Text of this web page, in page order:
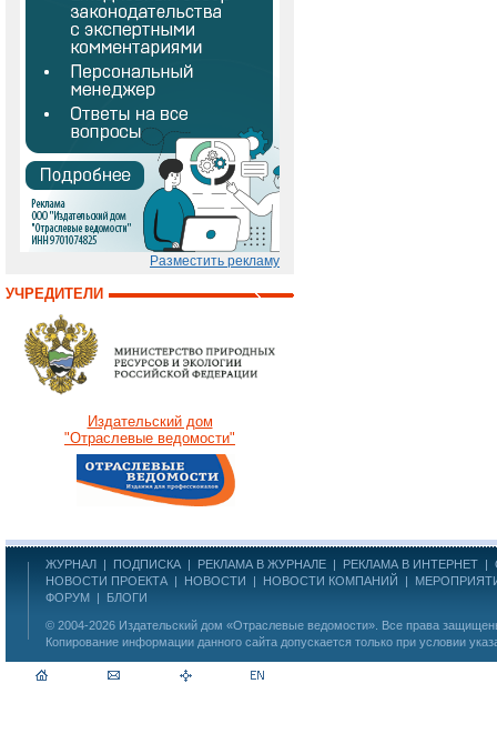
Разместить рекламу
УЧРЕДИТЕЛИ
Издательский дом
"Отраслевые ведомости"
ЖУРНАЛ | ПОДПИСКА | РЕКЛАМА В ЖУРНАЛЕ | РЕКЛАМА В ИНТЕРНЕТ |
НОВОСТИ ПРОЕКТА | НОВОСТИ | НОВОСТИ КОМПАНИЙ |
ФОРУМ | БЛОГИ
© 2004-2026 Издательский дом «Отраслевые ведомости» . Все права
Копирование информации данного сайта допускается только при условии